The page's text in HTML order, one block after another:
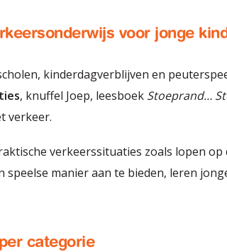
voor jonge
kinderdagverblijven en
, knuffel Joep, leesboek Stoeprand…
verkeer.
verkeerssituaties zoals lopen
speelse manier aan te bieden, leren
categorie